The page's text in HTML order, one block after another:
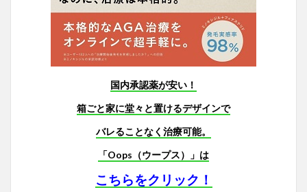
国内承認薬が安い！
箱ごと家に堂々と置けるデザインで
バレることなく治療可能。
「Oops（ウープス）」は
こちらをクリック！